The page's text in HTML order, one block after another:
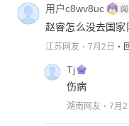
用户c8wv8uc
赵睿怎么没去国家
江苏网友 7月2日
Tj
伤病
湖南网友 7月2